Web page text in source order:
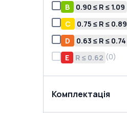
B
0.90 ≤ R ≤ 1.09
C
0.75 ≤ R ≤ 0.89
D
0.63 ≤ R ≤ 0.74
E
R ≤ 0.62 (0)
Комплектація